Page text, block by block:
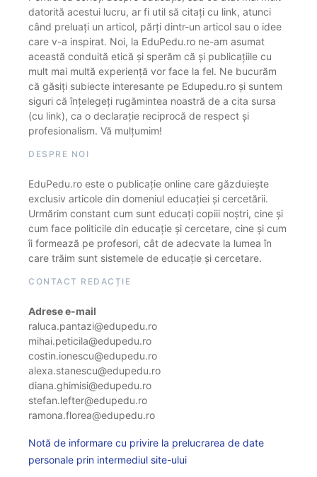
datorită acestui lucru, ar fi util să citați cu link, atunci
când preluați un articol, părți dintr-un articol sau o idee
care v-a inspirat. Noi, la EduPedu.ro ne-am asumat
această conduită etică și sperăm că și publicațiile cu
mult mai multă experiență vor face la fel. Ne bucurăm
că găsiți subiecte interesante pe Edupedu.ro și suntem
siguri că înțelegeți rugămintea noastră de a cita sursa
(cu link), ca o declarație reciprocă de respect și
profesionalism. Vă mulțumim!
DESPRE NOI
EduPedu.ro este o publicație online care găzduiește
exclusiv articole din domeniul educației și cercetării.
Urmărim constant cum sunt educați copiii noștri, cine și
cum face politicile din educație și cercetare, cine și cum
îi formează pe profesori, cât de adecvate la lumea în
care trăim sunt sistemele de educație și cercetare.
CONTACT REDACȚIE
Adrese e-mail
raluca.pantazi@edupedu.ro
mihai.peticila@edupedu.ro
costin.ionescu@edupedu.ro
alexa.stanescu@edupedu.ro
diana.ghimisi@edupedu.ro
stefan.lefter@edupedu.ro
ramona.florea@edupedu.ro
Notă de informare cu privire la prelucrarea de date
personale prin intermediul site-ului